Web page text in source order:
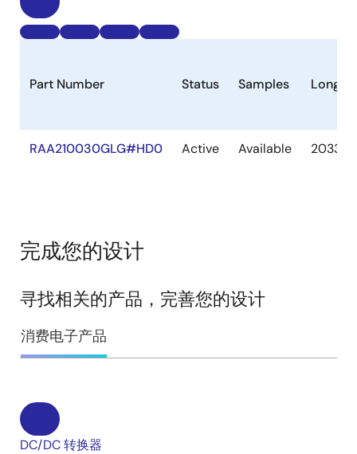
Part Number Status Samples
RAA210030GLG#HD0 Active Available 2033
完成您的设计
寻找相关的产品，完善您的设计
消费电子产品
DC/DC 转换器